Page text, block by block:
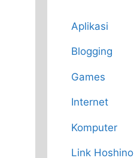
Aplikasi
Blogging
Games
Internet
Komputer
Link Hoshino